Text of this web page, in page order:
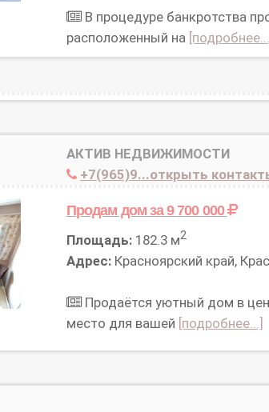
В процедуре банкротства
расположенный на
АКТИВ НЕДВИЖИМОСТИ
+7(965)9...открыть
Продам домза 9 700 000
Площадь:182.3 м2
Адрес:Красноярский край,
Продаётся уютный дом в
место для вашей [подробнее...]